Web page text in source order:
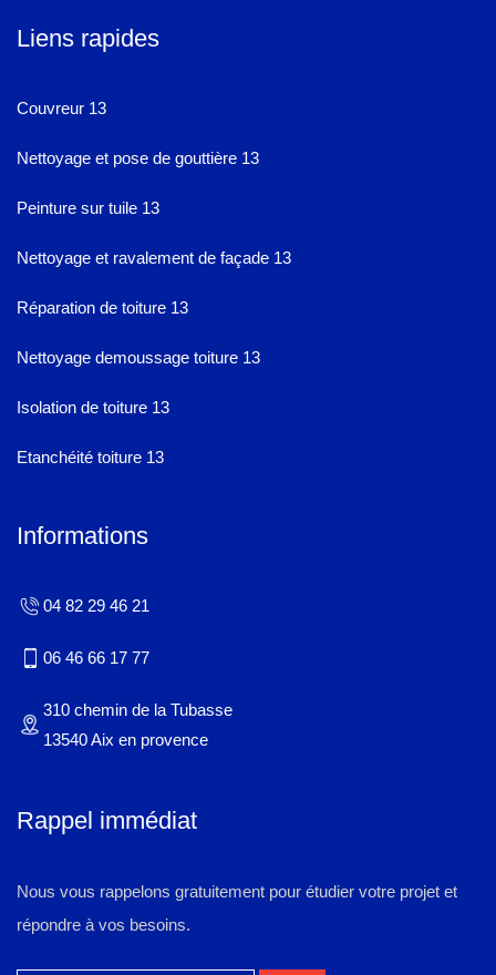
Liens rapides
Couvreur 13
Nettoyage et pose de gouttière 13
Peinture sur tuile 13
Nettoyage et ravalement de façade 13
Réparation de toiture 13
Nettoyage demoussage toiture 13
Isolation de toiture 13
Etanchéité toiture 13
Informations
04 82 29 46 21
06 46 66 17 77
310 chemin de la Tubasse
13540 Aix en provence
Rappel immédiat
Nous vous rappelons gratuitement pour étudier votre projet et
répondre à vos besoins.